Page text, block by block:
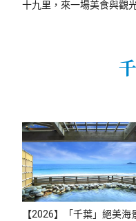
十九里，來一場美食與觀光
【2026】「千葉」絕美海